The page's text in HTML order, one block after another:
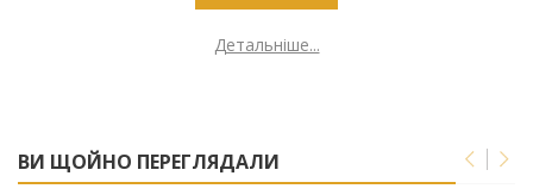
Детальніше...
ВИ ЩОЙНО ПЕРЕГЛЯДАЛИ